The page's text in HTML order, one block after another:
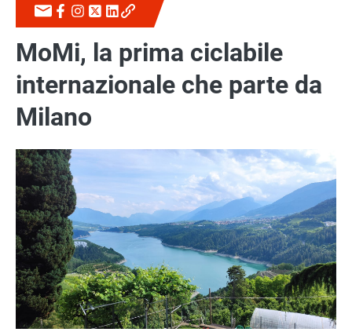
MoMi, la prima ciclabile
internazionale che parte da
Milano